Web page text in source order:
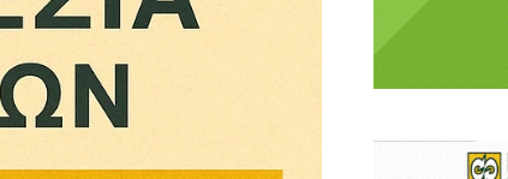
να μας διαβάζεις δωρεάν. Η ενημέρωση πρέπει να
λόγοι για να το κάνεις: